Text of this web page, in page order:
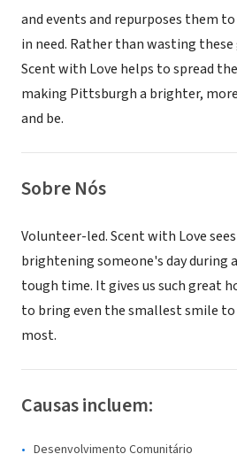
and events and repurposes them
in need. Rather than wasting
Scent with Love helps to spread
making Pittsburgh a brighter,
and be.
Sobre Nós
Volunteer-led. Scent with Love
brightening someone's day during
tough time. It gives us such great
to bring even the smallest smile
most.
Causas incluem:
Desenvolvimento Comunitário